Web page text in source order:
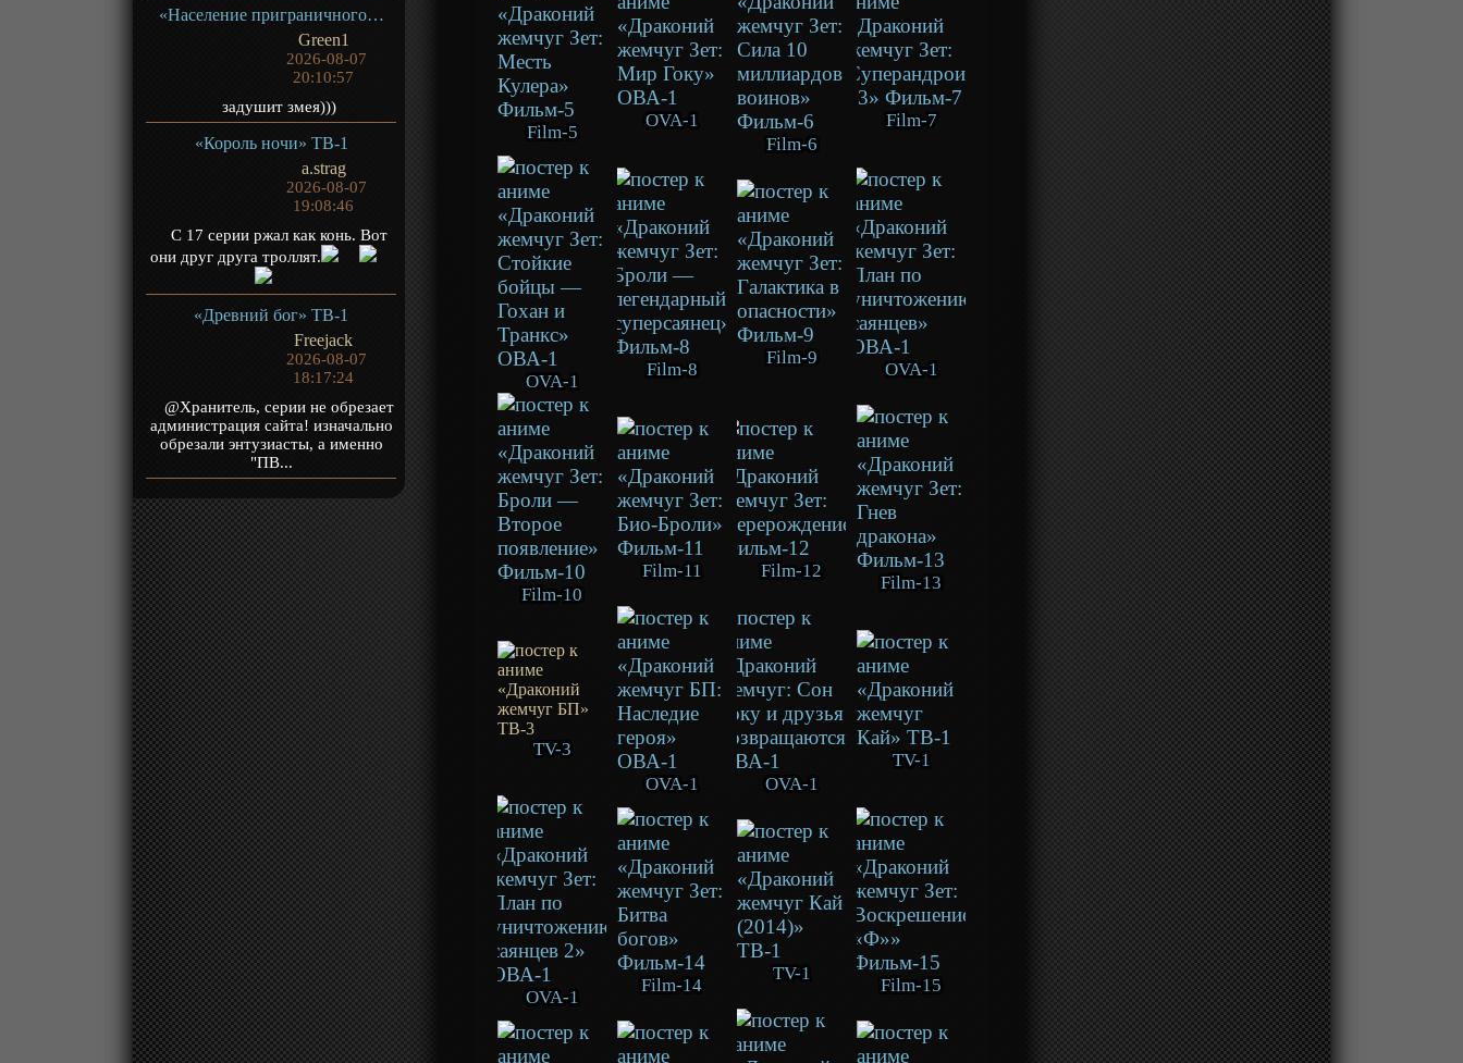
«Население приграничного владения начинается с нуля» ТВ-1
Green1
2026-08-07
20:10:57
задушит змея)))
«Король ночи» ТВ-1
a.strag
2026-08-07
19:08:46
С 17 серии ржал как конь. Вот
они друг друга троллят.
«Древний бог» ТВ-1
Freejack
2026-08-07
18:17:24
@Хранитель, серии не обрезает
администрация сайта! изначально
обрезали энтузиасты, а именно
"ПВ...
Film-5
OVA-1
Film-6
Film-7
OVA-1
Film-8
Film-9
OVA-1
Film-10
Film-11 Film-12
Film-13
TV-3
OVA-1
OVA-1
TV-1
OVA-1
Film-14
TV-1
Film-15